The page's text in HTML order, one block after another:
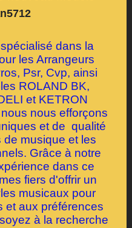
dans la
les Arrangeurs
Psr, Cvp, ainsi
ROLAND BK,
et KETRON
nous efforçons
et de qualité
musique et les
Grâce à notre
dans ce
fiers d'offrir un
musicaux pour
et aux préférences
à la recherche